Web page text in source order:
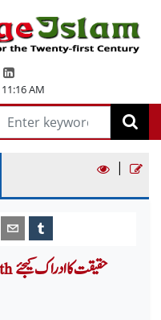
11:16 AM
|
You Should Know The Truth حقیقت کا ادراک کیجئے